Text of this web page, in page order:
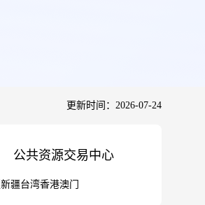
更新时间：2026-07-24
公共资源交易中心
新疆台湾香港澳门